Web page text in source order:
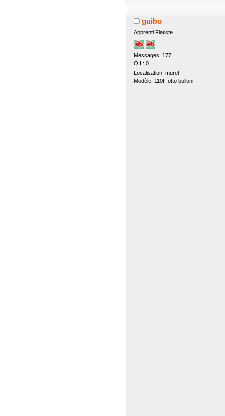
guibo
Apprenti Fiatiste
Messages: 177
Q.I.: 0
Localisation: muret
Modèle: 110F otto bulloni